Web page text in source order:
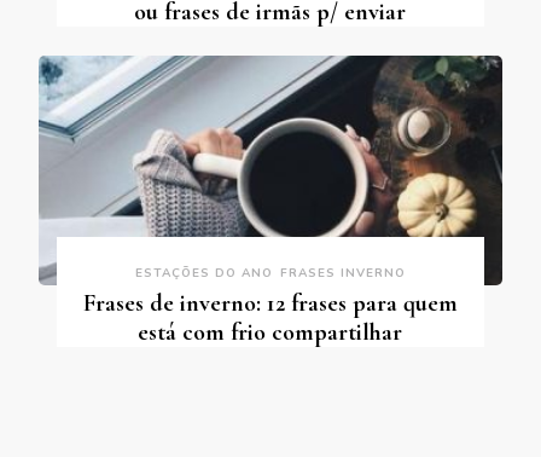
ou frases de irmãs p/ enviar
ESTAÇÕES DO ANO FRASES INVERNO
Frases de inverno: 12 frases para quem
está com frio compartilhar